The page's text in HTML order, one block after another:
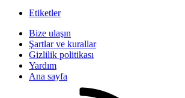
Etiketler
Bize ulaşın
Şartlar ve kurallar
Gizlilik politikası
Yardım
Ana sayfa